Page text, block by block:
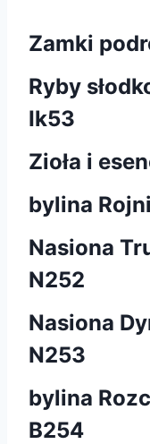
Zamki
Ryby
Ik53
Zioła i
bylina
Nasiona
N252
Nasiona
N253
bylina
B254